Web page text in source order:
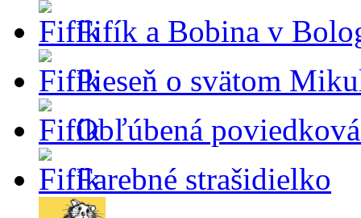
Fifík a Bobina v
Pieseň o svätom
Obľúbená
Farebné strašidielko